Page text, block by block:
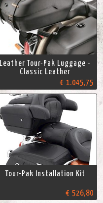
Leather Tour-Pak Luggage -
Classic Leather
€ 1.045,75
Tour-Pak Installation Kit
€ 526,80